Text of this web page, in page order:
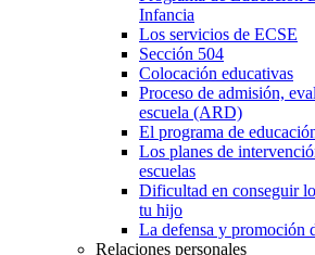
Infancia
Los servicios de ECSE
Sección 504
Colocación educativas
Proceso de admisión,
escuela (ARD)
El programa de
Los planes de
escuelas
Dificultad en conseguir
tu hijo
La defensa y promoción
Relaciones personales